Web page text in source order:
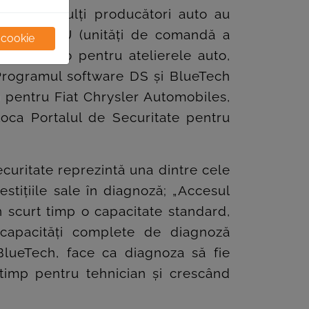
mulți producători auto au
ar fi ECU (unități de comandă a
zero pentru atelierele auto,
software DS și BlueTech
Fiat Chrysler Automobiles,
Portalul de Securitate pentru
reprezintă una dintre cele
sale în diagnoză; „Accesul
scurt timp o capacitate standard,
complete de diagnoză
face ca diagnoza să fie
pentru tehnician și crescând